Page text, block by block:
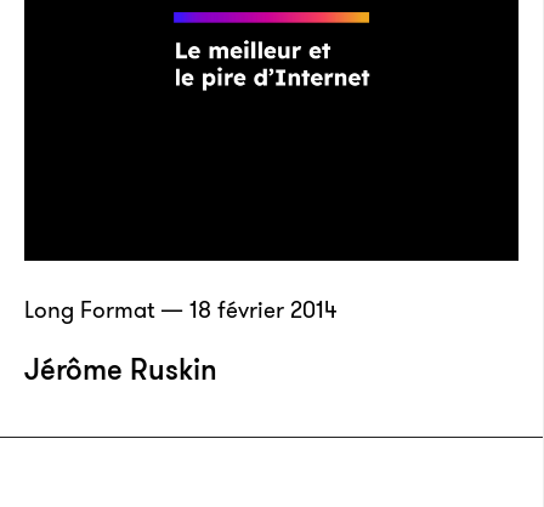
Long Format — 18 février 2014
Jérôme Ruskin